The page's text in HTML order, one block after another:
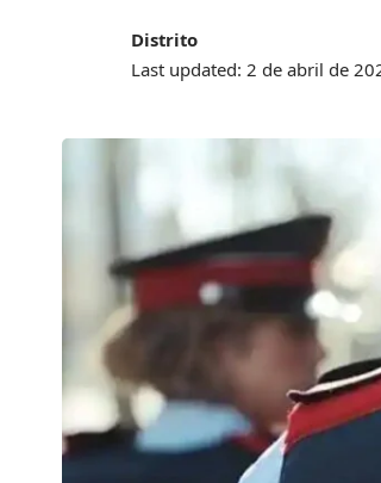
Last updated: 2 de abril de
Distrito